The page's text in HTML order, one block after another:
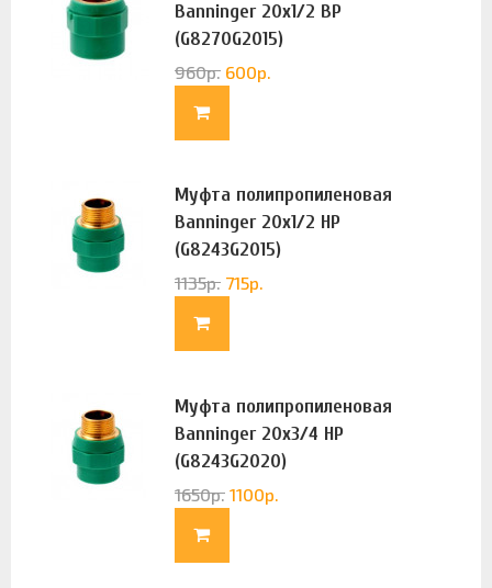
Banninger 20х1/2 ВР
(G8270G2015)
960р. 600р.
Муфта полипропиленовая
Banninger 20х1/2 НР
(G8243G2015)
1135р. 715р.
Муфта полипропиленовая
Banninger 20х3/4 НР
(G8243G2020)
1650р. 1100р.